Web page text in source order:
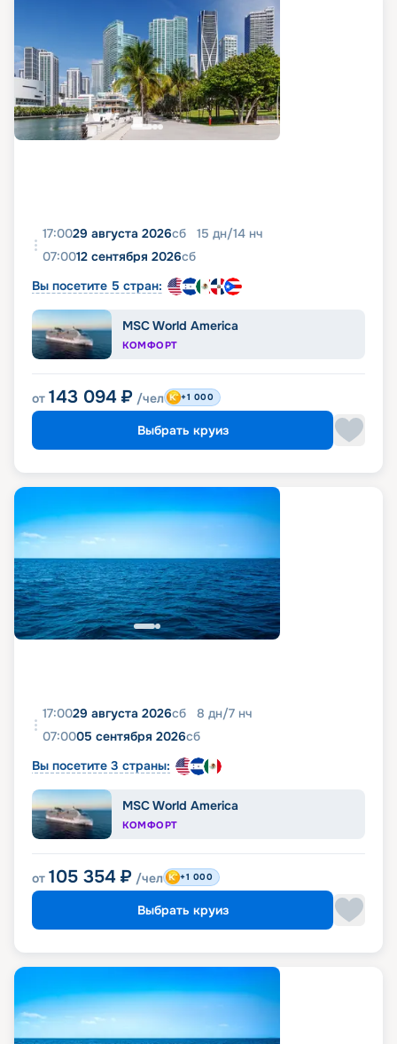
17:0029 августа 2026сб 15 дн/14 нч
07:0012 сентября 2026сб
Вы посетите 5 стран:
MSC World America
КОМФОРТ
от 143 094 ₽ /чел +1 000
Выбрать круиз
17:0029 августа 2026сб 8 дн/7 нч
07:0005 сентября 2026сб
Вы посетите 3 страны:
MSC World America
КОМФОРТ
от 105 354 ₽ /чел +1 000
Выбрать круиз